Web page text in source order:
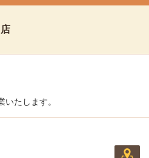
たします。